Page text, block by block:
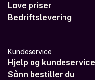
Lave priser
Bedriftslevering
Kundeservice
Hjelp og kundeservice
Sånn bestiller du